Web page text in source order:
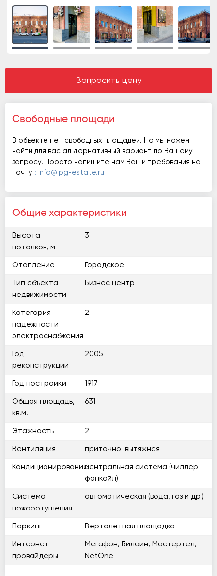
Запросить цену
Свободные площади
В объекте нет свободных площадей. Но мы можем
найти для вас альтернативный вариант по Вашему
запросу. Просто напишите нам Ваши требования на
почту : info@ipg-estate.ru
Общие характеристики
Высота
потолков, м
3
Отопление Городское
Тип объекта
недвижимости
Бизнес центр
Категория
надежности
электроснабжения
2
Год
реконструкции
2005
Год постройки 1917
Общая площадь,
кв.м.
631
Этажность 2
Вентиляция приточно-вытяжная
Кондиционированиецентральная система (чиллер-
фанкойл)
Система
пожаротушения
автоматическая (вода, газ и др.)
Паркинг Вертолетная площадка
Интернет-
провайдеры
Мегафон, Билайн, Мастертел,
NetOne